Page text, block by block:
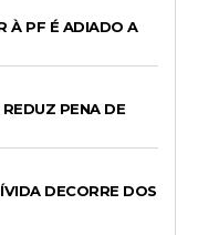
À PF É ADIADO A
PENA DE
DECORRE DOS